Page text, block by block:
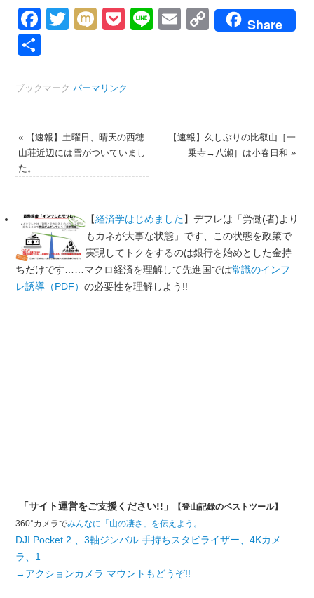
Facebook
Twitter
MixiPocket
LineEmailCopyShare
ブックマーク パーマリンク .
«【速報】土曜日、晴天の西穂
山荘近辺には雪がついていまし
た。
【速報】久しぶりの比叡山［一
乗寺→八瀬］は小春日和»
【経済学はじめました】デフレは「労働(者)より
もカネが大事な状態」です、この状態を政策で
実現してトクをするのは銀行を始めとした金持
ちだけです……マクロ経済を理解して先進国では常識のインフ
レ誘導（PDF） の必要性を理解しよう!!
「サイト運営をご支援ください!!」
【登山記録のベストツール】
360°カメラでみんなに「山の凄さ」を伝えよう。
DJI Pocket 2 、3軸ジンバル 手持ちスタビライザー、4Kカメ
ラ、1
→アクションカメラ マウントもどうぞ!!